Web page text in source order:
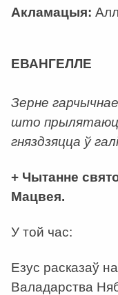
Акламацыя:
ЕВАНГЕЛЛЕ
Зерне
што
гняздзяцца ў
+ Чытанне
Мацвея.
У той час:
Езус расказаў
Валадарства